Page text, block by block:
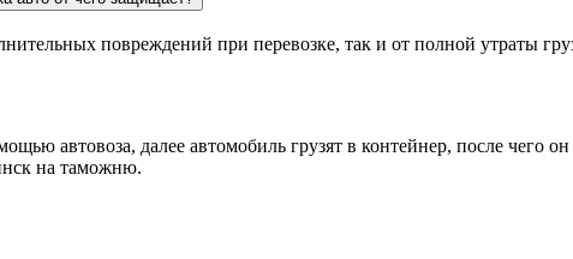
повреждений при перевозке, так и от полной утраты
автовоза, далее автомобиль грузят в контейнер, после чего
на таможню.